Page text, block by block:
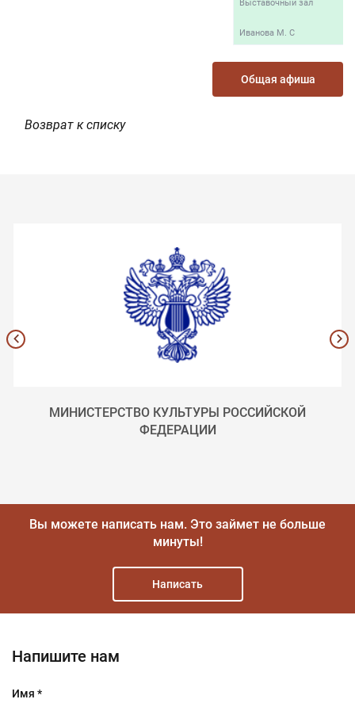
Выставочный зал
Иванова М. С
Общая афиша
Возврат к списку
МИНИСТЕРСТВО КУЛЬТУРЫ РОССИЙСКОЙ
ФЕДЕРАЦИИ
Вы можете написать нам. Это займет не больше
минуты!
Написать
Напишите нам
Имя *